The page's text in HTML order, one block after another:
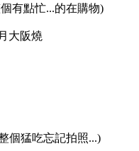
有點忙...的在購物)
大阪燒
個猛吃忘記拍照...)